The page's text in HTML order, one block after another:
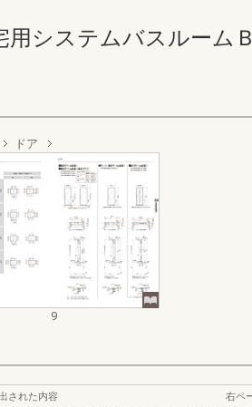
用システムバスルーム
ドア
9
された内容
右ペ